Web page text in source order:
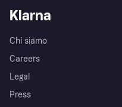
Klarna
Chi siamo
Careers
Legal
Press